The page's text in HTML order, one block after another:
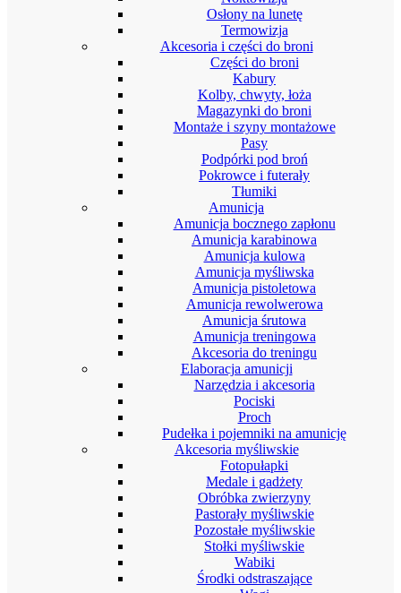
Osłony na lunetę
Termowizja
Akcesoria i części do broni
Części do broni
Kabury
Kolby, chwyty, łoża
Magazynki do broni
Montaże i szyny montażowe
Pasy
Podpórki pod broń
Pokrowce i futerały
Tłumiki
Amunicja
Amunicja bocznego zapłonu
Amunicja karabinowa
Amunicja kulowa
Amunicja myśliwska
Amunicja pistoletowa
Amunicja rewolwerowa
Amunicja śrutowa
Amunicja treningowa
Akcesoria do treningu
Elaboracja amunicji
Narzędzia i akcesoria
Pociski
Proch
Pudełka i pojemniki na amunicję
Akcesoria myśliwskie
Fotopułapki
Medale i gadżety
Obróbka zwierzyny
Pastorały myśliwskie
Pozostałe myśliwskie
Stołki myśliwskie
Wabiki
Środki odstraszające